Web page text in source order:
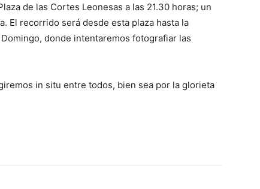
de las Cortes Leonesas a las 21.30 horas; un
El recorrido será desde esta plaza hasta la
donde intentaremos fotografiar las
in situ entre todos, bien sea por la glorieta